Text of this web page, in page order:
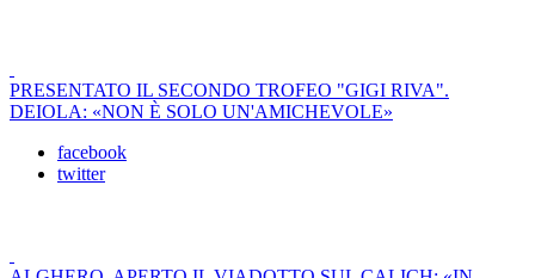
PRESENTATO IL SECONDO TROFEO "GIGI RIVA".
DEIOLA: «NON È SOLO UN'AMICHEVOLE»
facebook
twitter